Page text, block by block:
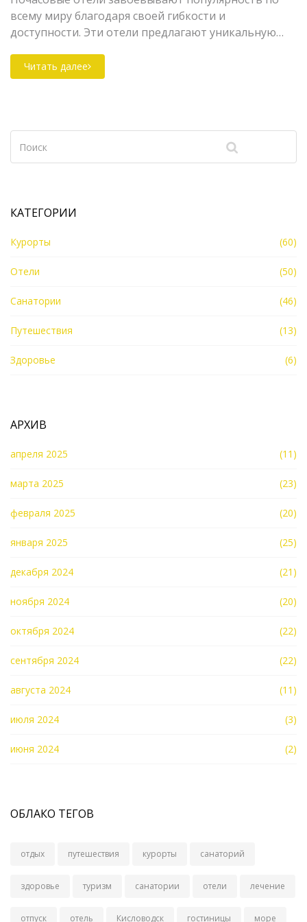
всему миру благодаря своей гибкости и
доступности. Эти отели предлагают уникальную
срок — обычно от одного до нескольких часов.
Существует множество причин, по которым стоит
просто необходимость уединения. В данной статье
мы рассматриваем специфику работы почасовых
отелей и предоставляем несколько полезных
Читать далее
КАТЕГОРИИ
Курорты (60)
Отели (50)
Санатории (46)
Путешествия (13)
Здоровье (6)
АРХИВ
апреля 2025 (11)
марта 2025 (23)
февраля 2025 (20)
января 2025 (25)
декабря 2024 (21)
ноября 2024 (20)
октября 2024 (22)
сентября 2024 (22)
августа 2024 (11)
июля 2024 (3)
июня 2024 (2)
ОБЛАКО ТЕГОВ
отдых путешествия курорты санаторий
здоровье туризм санатории отели лечение
отпуск отель Кисловодск гостиницы море